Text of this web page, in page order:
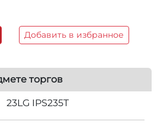
Добавить в избранное
торгов
23LG IPS235T